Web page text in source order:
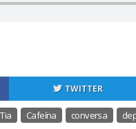
TWITTER
Cafeína conversa